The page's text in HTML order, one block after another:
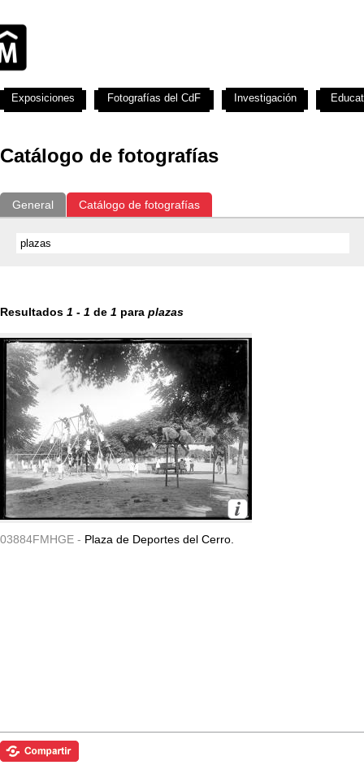
Catálogo de fotografías
General Catálogo de fotografías
Resultados 1 - 1 de 1 para plazas
03884FMHGE - Plaza de Deportes del Cerro.
Exposiciones Fotografías del CdF Investigación